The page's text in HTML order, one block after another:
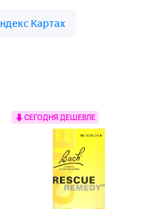
СЕГОДНЯ ДЕШЕВЛЕ